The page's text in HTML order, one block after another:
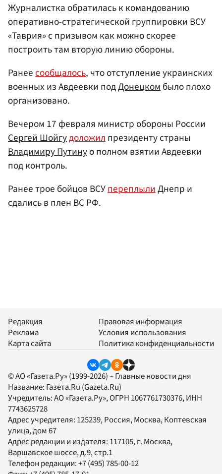
Журналистка обратилась к командованию
оперативно-стратегической группировки ВСУ
«Таврия» с призывом как можно скорее
построить там вторую линию обороны.
Ранеесообщалось, что отступление украинских
военных из Авдеевки подДонецкомбыло плохо
организовано.
Вечером 17 февраля министр обороны России
Сергей Шойгудоложилпрезиденту страны
Владимиру Путинуо полном взятии Авдеевки
под контроль.
Ранее трое бойцов ВСУпереплылиДнепр и
сдались в плен ВС РФ.
Редакция
Реклама
Карта сайта
Правовая информация
Условия использования
Политика конфиденциальности
© АО «Газета.Ру» (1999-2026) – Главные новости дня
Название: Газета.Ru (Gazeta.Ru)
Учредитель:АО «Газета.Ру», ОГРН 1067761730376, ИНН
7743625728
Адрес учредителя: 125239, Россия, Москва, Коптевская
улица, дом 67
Адрес редакции и издателя: 117105, г. Москва,
Варшавское шоссе, д.9, стр.1
Телефон редакции:+7 (495) 785-00-12